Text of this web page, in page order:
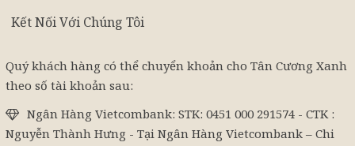
Kết Nối Với Chúng Tôi
Quý khách hàng có thể chuyển khoản cho Tân Cương Xanh
theo số tài khoản sau:
Ngân Hàng Vietcombank: STK: 0451 000 291574 - CTK :
Nguyễn Thành Hưng - Tại Ngân Hàng Vietcombank – Chi